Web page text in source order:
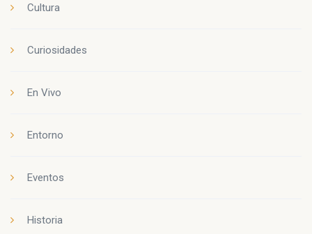
Cultura
Curiosidades
En Vivo
Entorno
Eventos
Historia